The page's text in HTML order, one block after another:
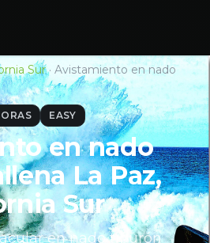
Sur · Avistamiento en nado
EASY
en nado
La Paz,
Sur
en nado tiburón